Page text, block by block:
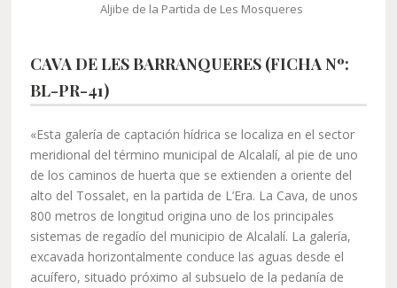
Aljibe de la Partida de Les Mosqueres
CAVA DE LES BARRANQUERES (FICHA Nº:
BL-PR-41)
«Esta galería de captación hídrica se localiza en el sector
meridional del término municipal de Alcalalí, al pie de uno
de los caminos de huerta que se extienden a oriente del
alto del Tossalet, en la partida de L’Era. La Cava, de unos
800 metros de longitud origina uno de los principales
sistemas de regadío del municipio de Alcalalí. La galería,
excavada horizontalmente conduce las aguas desde el
acuífero, situado próximo al subsuelo de la pedanía de